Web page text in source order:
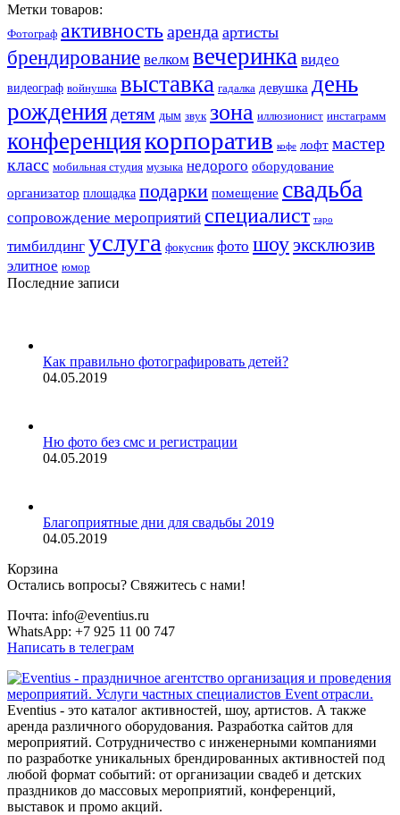
Метки товаров:
Фотограф активностьаренда артисты
брендирование велком вечеринка видео
видеограф войнушка выставка гадалка девушка день
рождения детям дым звук зона иллюзионист инстаграмм
конференциякорпоратив кофе лофт мастер
класс мобильная студия музыка недорого оборудование
организатор площадка подарки помещение свадьба
сопровождение мероприятий специалист таро
тимбилдинг услуга фокусник фото шоу эксклюзив
элитное юмор
Последние записи
Как правильно фотографировать детей?
04.05.2019
Ню фото без смс и регистрации
04.05.2019
Благоприятные дни для свадьбы 2019
04.05.2019
Корзина
Остались вопросы? Свяжитесь с нами!
Почта: info@eventius.ru
WhatsApp: +7 925 11 00 747
Написать в телеграм
Eventius - это каталог активностей, шоу, артистов. А также
аренда различного оборудования. Разработка сайтов для
мероприятий. Сотрудничество с инженерными компаниями
по разработке уникальных брендированных активностей под
любой формат событий: от организации свадеб и детских
праздников до массовых мероприятий, конференций,
выставок и промо акций.